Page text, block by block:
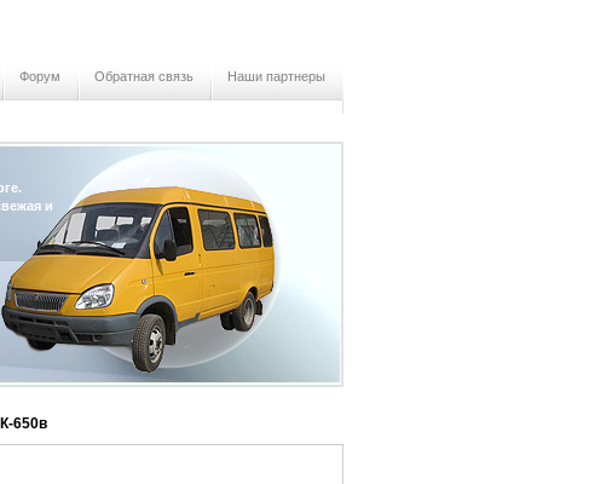
Форум Обратная связь Наши партнеры
и
650в